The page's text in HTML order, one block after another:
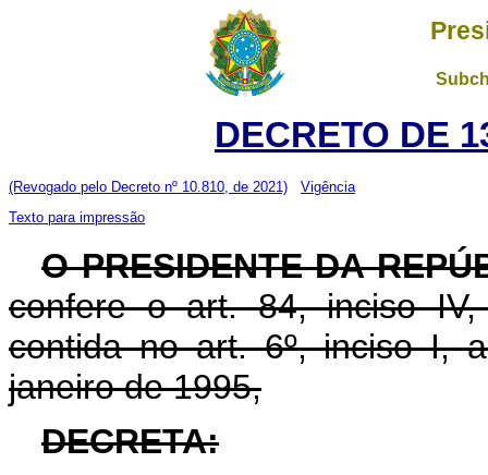
DECRETO DE
(Revogado pelo Decreto nº 10.810, de 2021)
Vigência
Texto para impressão
O PRESIDENTE DA
confere o art. 84, inciso
contida no art. 6º, inciso I,
janeiro de 1995,
DECRETA: